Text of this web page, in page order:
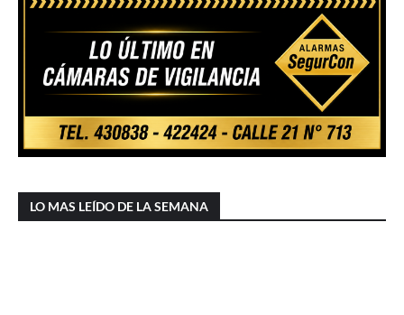
LO MAS LEÍDO DE LA SEMANA